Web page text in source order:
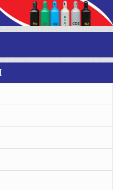
- Trang 4